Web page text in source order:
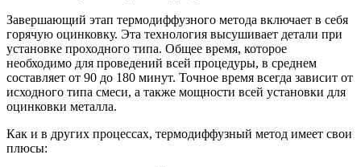
Завершающий этап термодиффузного метода включает в себя
горячую оцинковку. Эта технология высушивает детали при
установке проходного типа. Общее время, которое
необходимо для проведений всей процедуры, в среднем
составляет от 90 до 180 минут. Точное время всегда зависит от
исходного типа смеси, а также мощности всей установки для
оцинковки металла.
Как и в других процессах, термодиффузный метод имеет свои
плюсы: